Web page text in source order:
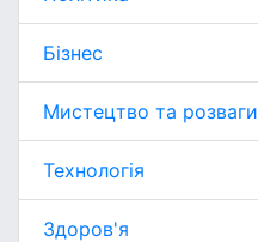
Бізнес
Мистецтво та розваги
Технологія
Здоров'я